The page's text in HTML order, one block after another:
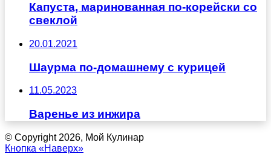
Капуста, маринованная по-корейски со
свеклой
20.01.2021
Шаурма по-домашнему с курицей
11.05.2023
Варенье из инжира
© Copyright 2026, Мой Кулинар
Кнопка «Наверх»